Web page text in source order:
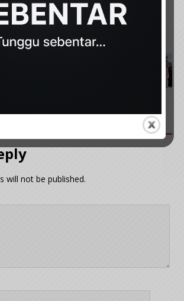
14 bulan M4ut J4tuh katil rumah P3ngasuh
COMMENT
will not be published.